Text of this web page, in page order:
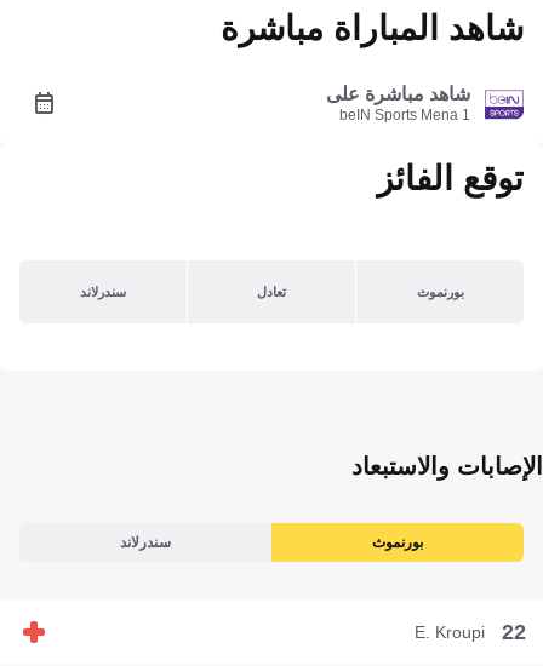
شاهد المباراة مباشرة
شاهد مباشرة على
beIN Sports Mena 1
توقع الفائز
بورنموث تعادل سندرلاند
الإصابات والاستبعاد
بورنموث سندرلاند
22
E. Kroupi